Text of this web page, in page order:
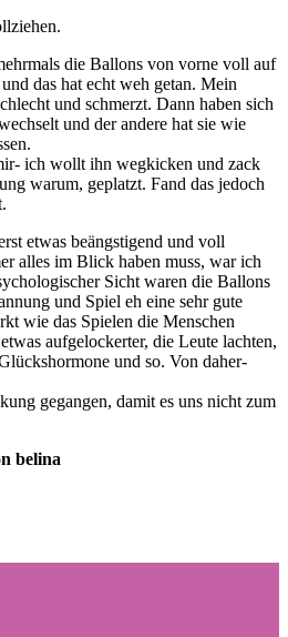
die Ballons von vorne voll auf
das hat echt weh getan. Mein
und schmerzt. Dann haben sich
und der andere hat sie wie
ich wollt ihn wegkicken und zack
warum, geplatzt. Fand das jedoch
etwas beängstigend und voll
alles im Blick haben muss, war ich
Sicht waren die Ballons
und Spiel eh eine sehr gute
wie das Spielen die Menschen
aufgelockerter, die Leute lachten,
und so. Von daher-
gegangen, damit es uns nicht zum
belina